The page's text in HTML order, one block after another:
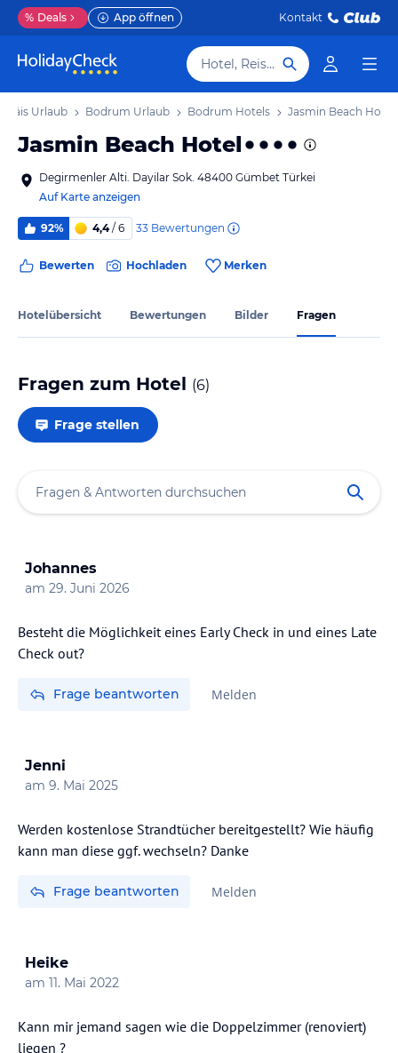
% Deals App öffnen Kontakt
Hotel, Reiseziel
Urlaub Bodrum Urlaub Bodrum Hotels Jasmin Beach Hotel
Jasmin Beach Hotel
Degirmenler Alti. Dayilar Sok. 48400 Gümbet Türkei
Auf Karte anzeigen
92% 4,4/ 6 33 Bewertungen
Bewerten Hochladen Merken
Hotelübersicht Bewertungen Bilder Fragen
Fragen zum Hotel (6)
Frage stellen
Johannes
am 29. Juni 2026
Besteht die Möglichkeit eines Early Check in und eines Late
Check out?
Frage beantworten Melden
Jenni
am 9. Mai 2025
Werden kostenlose Strandtücher bereitgestellt? Wie häufig
kann man diese ggf. wechseln? Danke
Frage beantworten Melden
Heike
am 11. Mai 2022
Kann mir jemand sagen wie die Doppelzimmer (renoviert)
liegen ?